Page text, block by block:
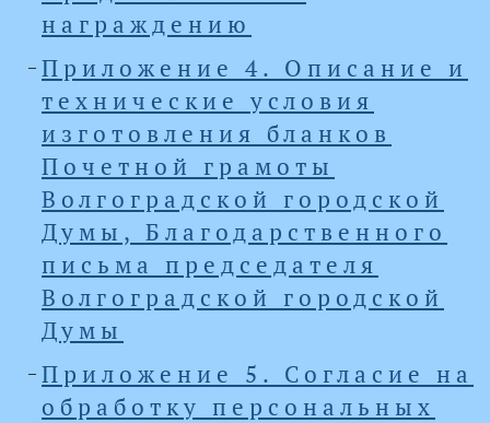
награждению
Приложение 4. Описание и
технические условия
изготовления бланков
Почетной грамоты
Волгоградской городской
Думы, Благодарственного
письма председателя
Волгоградской городской
Думы
Приложение 5. Согласие на
обработку персональных